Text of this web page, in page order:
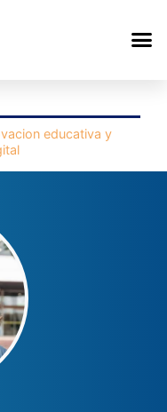
educativa y